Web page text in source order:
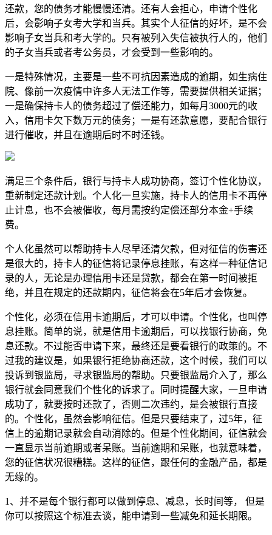
还款，您的债务才能慢慢还清。还有人会担心，申请个性化
后，会影响子女考大学和当兵。其实个人征信的好坏，是不会
影响子女当兵和考大学的。只有被列入失信被执行人的，他们
的子女当兵或者考公务员，才会受到一些影响的。
一是特殊情况，主要是一些不可抗因素造成的逾期，如生病住
院、像前一次疫情中许多人无法工作等，需要提供相关证据；
一是确保持卡人的债务超过了偿还能力，如每月3000元的收
入，信用卡欠下数万元的债务；一是有还款意愿，要配合银行
进行催收，并且在逾期后时不时还钱。
满足三个条件后，银行与持卡人成功协商，签订个性化协议，
重新制定还款计划。个人化一旦实施，持卡人的信用卡不再停
止计息，也不会被催收，每月需按约定偿还部分本金+手续
费。
个人化虽然可以帮助持卡人尽早还清欠款，但对征信的伤害还
是很大的，持卡人的征信将记录停息挂账，有这样一种征信记
录的人，无论是办理信用卡还是贷款，都会在第一时间被拒
绝，并且在规定的还款期内，征信将会在5年后才会恢复。
个性化，必须在信用卡逾期后，才可以申请。个性化，也叫停
息挂账。简单的说，就是信用卡逾期后，可以找银行协商，免
息还款。不过能否申请下来，最终还是要看银行的政策的。不
过我的建议是，如果银行拒绝协商还款，这个时候，我们可以
投诉到银监局，寻求银监局的帮助。只要银监局介入了，那么
银行就会同意我们个性化的诉求了。同时提醒大家，一旦申请
成功了，就要按时还款了，否则二次违约，是会被银行直接
的。个性化，虽然会影响征信。但是只要结束了，过5年，征
信上的逾期记录就会自动消除的。但是个性化期间，征信就会
一直显示当前逾期或者呆账。当前逾期和呆账，也就意味着，
您的征信状况很糟糕。这样的征信，跟任何的金融产品，都是
无缘的。
1、并不是每个银行都可以做到停息、减息，长时间等， 但是
你可以按照这个标准去谈，能申请到一些减免和延长期限。